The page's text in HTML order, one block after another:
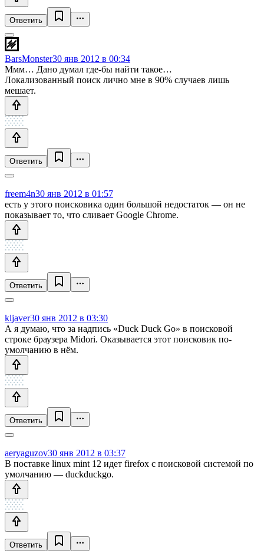
Ответить
BarsMonster30 янв 2012 в 00:34
Ммм… Дано думал где-бы найти такое…
Локализованный поиск лично мне в 90% случаев лишь
мешает.
Ответить
freem4n30 янв 2012 в 01:57
есть у этого поисковика один большой недостаток — он не
показывает то, что сливает Google Chrome.
Ответить
kljaver30 янв 2012 в 03:30
А я думаю, что за надпись «Duck Duck Go» в поисковой
строке браузера Midori. Оказывается этот поисковик по-
умолчанию в нём.
Ответить
aeryaguzov30 янв 2012 в 03:37
В поставке linux mint 12 идет firefox с поисковой системой по
умолчанию — duckduckgo.
Ответить